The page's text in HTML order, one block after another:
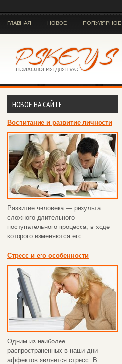
ГЛАВНАЯ НОВОЕ ПОПУЛЯРНОЕ
НОВОЕ НА САЙТЕ
Воспитание и развитие личности
Развитие человека — результат
сложного длительного
поступательного процесса, в ходе
которого изменяются его...
Стресс и его особенности
Одним из наиболее
распространенных в наши дни
аффектов является стресс. В